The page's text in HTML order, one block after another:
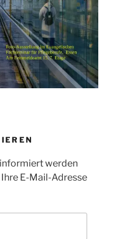
werden
E-Mail-Adresse